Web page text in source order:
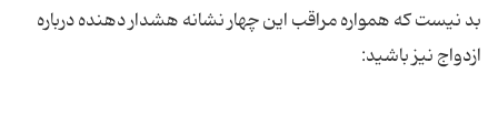
بد نیست كه همواره مراقب این چهار نشانه هشدار دهنده درباره
ازدواج نیز باشید: